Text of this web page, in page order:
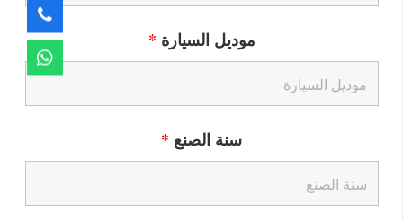
موديل السيارة *
سنة الصنع *